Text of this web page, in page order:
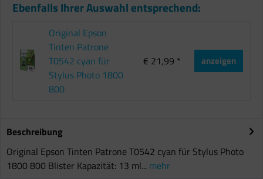
Ebenfalls Ihrer Auswahl entsprechend:
Original Epson
Tinten Patrone
T0542 cyan für
Stylus Photo 1800
800
€ 21,99 * anzeigen
Beschreibung
Original Epson Tinten Patrone T0542 cyan für Stylus Photo
1800 800 Blister Kapazität: 13 ml... mehr